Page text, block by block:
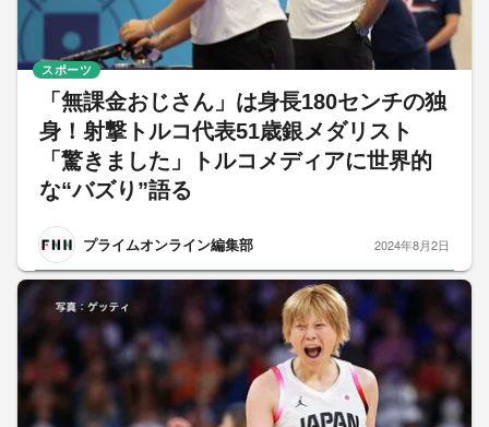
「無課金おじさん」は身長180センチの独
身！射撃トルコ代表51歳銀メダリスト
「驚きました」トルコメディアに世界的
な“バズり”語る
プライムオンライン編集部
スポーツ
2024年8月2日